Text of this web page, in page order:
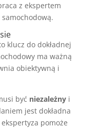
z ekspertem
klucz do dokładnej
ma ważną
obiektywną i
być niezależnyi
jest dokładna
ekspertyza pomoże